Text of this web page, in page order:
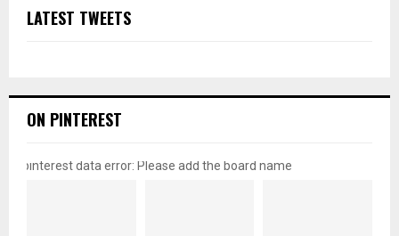
LATEST TWEETS
ON PINTEREST
pinterest data error: Please add the board name